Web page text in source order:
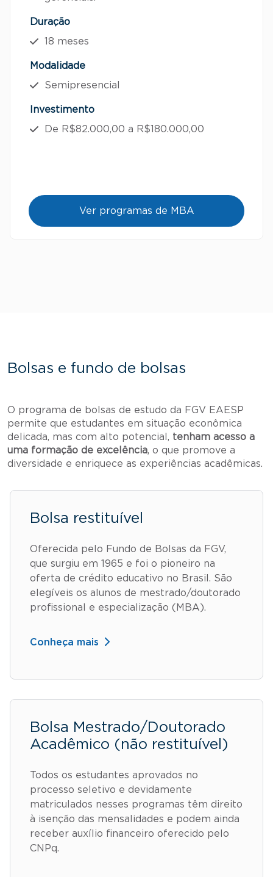
Duração
18 meses
Modalidade
Semipresencial
Investimento
De R$82.000,00 a R$180.000,00
Ver programas de MBA
Bolsas e fundo de bolsas
O programa de bolsas de estudo da FGV EAESP
permite que estudantes em situação econômica
delicada, mas com alto potencial, tenham acesso a
uma formação de excelência, o que promove a
diversidade e enriquece as experiências acadêmicas.
Bolsa restituível
Oferecida pelo Fundo de Bolsas da FGV,
que surgiu em 1965 e foi o pioneiro na
oferta de crédito educativo no Brasil. São
elegíveis os alunos de mestrado/doutorado
profissional e especialização (MBA).
Conheça mais
Bolsa Mestrado/Doutorado
Acadêmico (não restituível)
Todos os estudantes aprovados no
processo seletivo e devidamente
matriculados nesses programas têm direito
à isenção das mensalidades e podem ainda
receber auxílio financeiro oferecido pelo
CNPq.